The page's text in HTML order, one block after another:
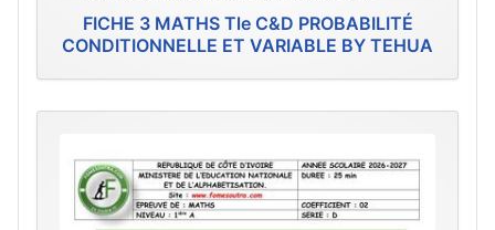
FICHE 3 MATHS Tle C&D PROBABILITÉ
CONDITIONNELLE ET VARIABLE BY TEHUA